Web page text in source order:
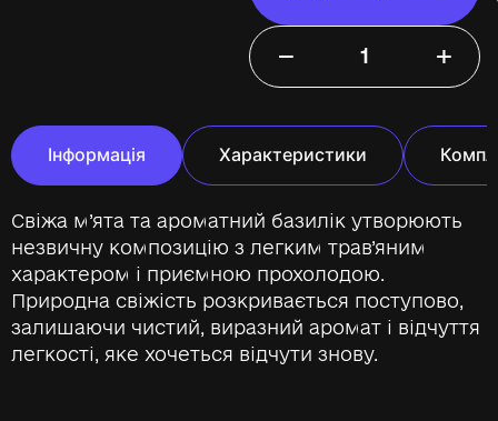
− +
Інформація Характеристики
Свіжа м’ята та ароматний базилік утворюють
незвичну композицію з легким трав’яним
характером і приємною прохолодою.
Природна свіжість розкривається поступово,
залишаючи чистий, виразний аромат і відчуття
легкості, яке хочеться відчути знову.